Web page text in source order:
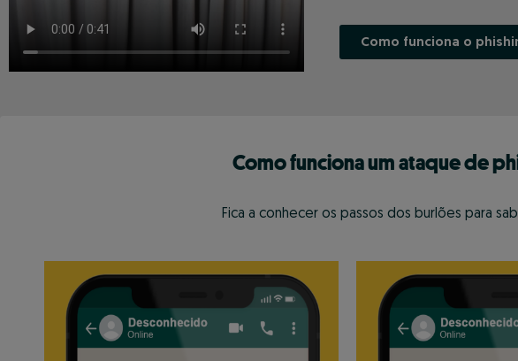
Como funciona o
Como funciona um ataque de
Fica a conhecer os passos dos burlões para